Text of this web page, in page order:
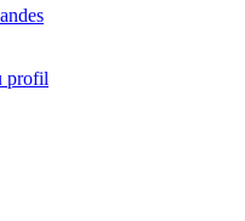
profil